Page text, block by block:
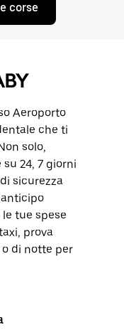
corse
Aeroporto
che ti
solo,
24, 7 giorni
sicurezza
tue spese
prova
di notte per